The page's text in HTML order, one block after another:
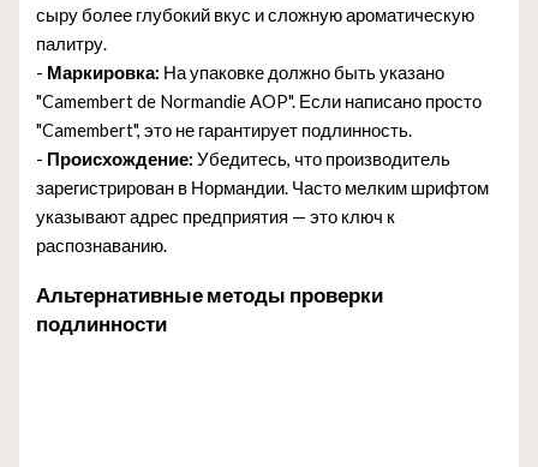
сыру более глубокий вкус и сложную ароматическую
палитру.
- Маркировка: На упаковке должно быть указано
"Camembert de Normandie AOP". Если написано просто
"Camembert", это не гарантирует подлинность.
- Происхождение: Убедитесь, что производитель
зарегистрирован в Нормандии. Часто мелким шрифтом
указывают адрес предприятия — это ключ к
распознаванию.
Альтернативные методы проверки
подлинности